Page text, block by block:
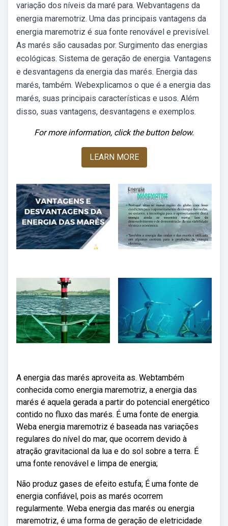
variação dos níveis da maré para. Webvantagens da
energia maremotriz. Uma das principais vantagens da
energia maremotriz é sua fonte renovável e previsível.
As marés são causadas por. Surgimento das energias
ecológicas. Sistema de geração de energia. Vantagens
e desvantagens da energia das marés. Energia das
marés, também. Webexplicamos o que é a energia das
marés, suas principais características e usos. Além
disso, suas vantagens, desvantagens e exemplos.
For more information, click the button below.
LEARN MORE
A energia das marés aproveita as. Webtambém
conhecida como energia maremotriz, a energia das
marés é aquela gerada a partir do potencial energético
contido no fluxo das marés. É uma fonte de energia.
Weba energia maremotriz é baseada nas variações
regulares do nível do mar, que ocorrem devido à
atração gravitacional da lua e do sol sobre a terra. É
uma fonte renovável e limpa de energia;
Não produz gases de efeito estufa; É uma fonte de
energia confiável, pois as marés ocorrem
regularmente. Weba energia das marés ou energia
maremotriz, é uma forma de geração de eletricidade